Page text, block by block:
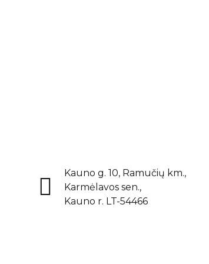
Kauno g. 10, Ramučių km.,
Karmėlavos sen.,
Kauno r. LT-54466